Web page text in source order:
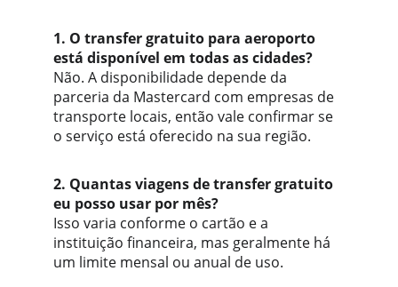
1. O transfer gratuito para aeroporto
está disponível em todas as cidades?
Não. A disponibilidade depende da
parceria da Mastercard com empresas de
transporte locais, então vale confirmar se
o serviço está oferecido na sua região.
2. Quantas viagens de transfer gratuito
eu posso usar por mês?
Isso varia conforme o cartão e a
instituição financeira, mas geralmente há
um limite mensal ou anual de uso.